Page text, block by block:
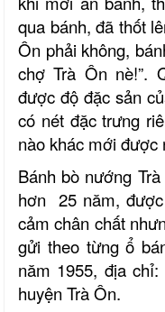
qua bánh, đã thốt
Ôn phải không,
chợ Trà Ôn nè!”.
được độ đặc sản
có nét đặc trưng
nào khác mới được
Bánh bò nướng
hơn 25 năm,
cảm chân chất
gửi theo từng ổ
năm 1955, địa
huyện Trà Ôn.